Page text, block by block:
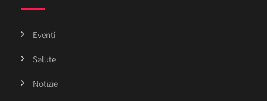
Eventi
Salute
Notizie